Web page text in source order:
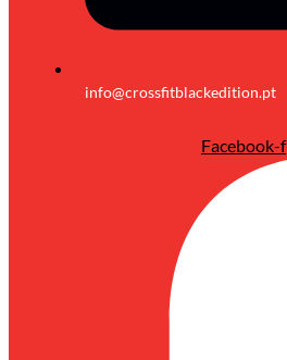
info@crossfitblackedition.pt
Facebook-f